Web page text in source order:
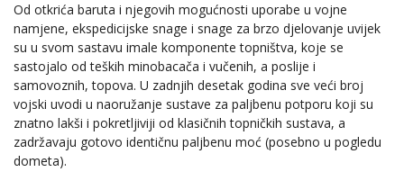
Od otkrića baruta i njegovih mogućnosti uporabe u vojne
namjene, ekspedicijske snage i snage za brzo djelovanje uvijek
su u svom sastavu imale komponente topništva, koje se
sastojalo od teških minobacača i vučenih, a poslije i
samovoznih, topova. U zadnjih desetak godina sve veći broj
vojski uvodi u naoružanje sustave za paljbenu potporu koji su
znatno lakši i pokretljiviji od klasičnih topničkih sustava, a
zadržavaju gotovo identičnu paljbenu moć (posebno u pogledu
dometa).